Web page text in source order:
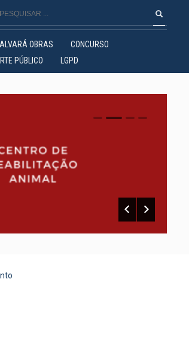
ALVARÁ OBRAS
CONCURSO
PÚBLICO LGPD
0 1 2